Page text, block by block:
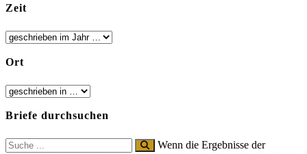
Zeit
Ort
Briefe durchsuchen
Search
Wenn die Ergebnisse der